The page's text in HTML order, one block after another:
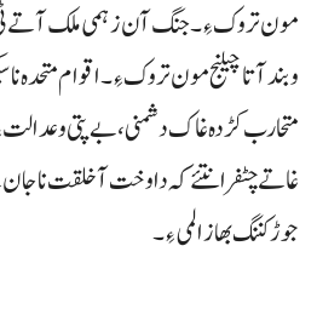
مون تروک ءِ۔ جنگ آن زہمی ملک آتے
وبند آتاچیلنج مون تروک ءِ۔ اقوام متحدہ
متحارب کڑدہ غاک دشمنی، بے پتی و عدالت ءِ
غاتے چٹفرانتئے کہ داوخت آ خلقت نا
جوڑ کننگ بھاز المی ءِ۔